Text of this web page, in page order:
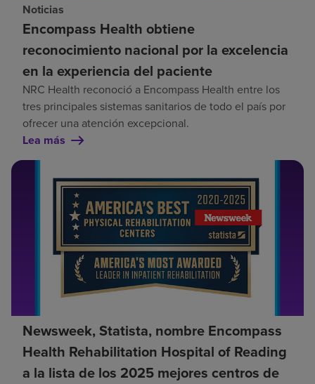
Noticias
Encompass Health obtiene
reconocimiento nacional por la excelencia
en la experiencia del paciente
NRC Health reconoció a Encompass Health entre los
tres principales sistemas sanitarios de todo el país por
ofrecer una atención excepcional.
Lea más
Newsweek, Statista, nombre Encompass
Health Rehabilitation Hospital of Reading
a la lista de los 2025 mejores centros de